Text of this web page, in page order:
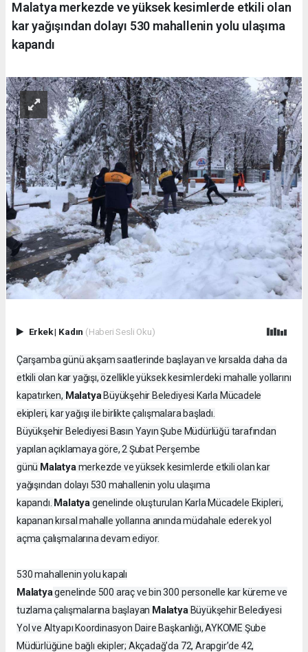
Malatya merkezde ve yüksek kesimlerde etkili olan
kar yağışından dolayı 530 mahallenin yolu ulaşıma
kapandı
Erkek| Kadın (Haberi Sesli Oku)
Çarşamba günü akşam saatlerinde başlayan ve kırsalda daha da
etkili olan kar yağışı, özellikle yüksek kesimlerdeki mahalle yollarını
kapatırken, Malatya Büyükşehir Belediyesi Karla Mücadele
ekipleri, kar yağışı ile birlikte çalışmalara başladı.
Büyükşehir Belediyesi Basın Yayın Şube Müdürlüğü tarafından
yapılan açıklamaya göre, 2 Şubat Perşembe
günü Malatyamerkezde ve yüksek kesimlerde etkili olan kar
yağışından dolayı 530 mahallenin yolu ulaşıma
kapandı. Malatyagenelinde oluşturulan Karla Mücadele Ekipleri,
kapanan kırsal mahalle yollarına anında müdahale ederek yol
açma çalışmalarına devam ediyor.
530 mahallenin yolu kapalı
Malatyagenelinde 500 araç ve bin 300 personelle kar küreme ve
tuzlama çalışmalarına başlayan MalatyaBüyükşehir Belediyesi
Yol ve Altyapı Koordinasyon Daire Başkanlığı, AYKOME Şube
Müdürlüğüne bağlı ekipler; Akçadağ’da 72, Arapgir’de 42,